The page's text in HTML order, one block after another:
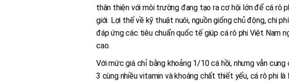
thân thiện với môi trường đang tạo ra cơ hội lớn để cá rô
giới. Lợi thế về kỹ thuật nuôi, nguồn giống chủ động, chi
đáp ứng các tiêu chuẩn quốc tế giúp cá rô phi Việt Nam
cao.
Với mức giá chỉ bằng khoảng 1/10 cá hồi, nhưng vẫn
3 cùng nhiều vitamin và khoáng chất thiết yếu, cá rô phi